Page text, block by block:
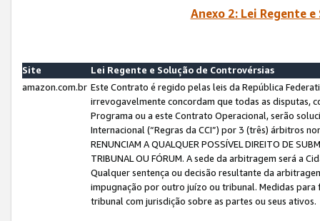
Anexo 2: Lei Regente
Site
Lei Regente e Solução de Controvérsias
amazon.com.br Este Contrato é regido pelas leis da República
irrevogavelmente concordam que todas as disputas,
Programa ou a este Contrato Operacional, serão
Internacional (“Regras da CCI”) por 3 (três) árbitros
RENUNCIAM A QUALQUER POSSÍVEL DIREITO DE
TRIBUNAL OU FÓRUM. A sede da arbitragem será a
Qualquer sentença ou decisão resultante da
impugnação por outro juízo ou tribunal. Medidas
tribunal com jurisdição sobre as partes ou seus ativos.